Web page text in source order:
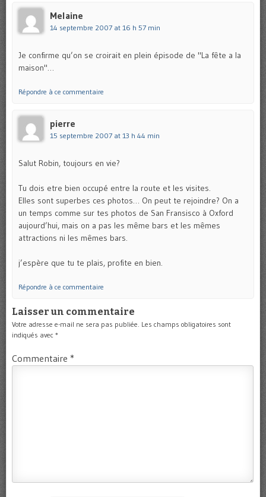
Melaine
14 septembre 2007 at 16 h 57 min
Je confirme qu’on se croirait en plein épisode de "La fête a la
maison"…
Répondre à ce commentaire
pierre
15 septembre 2007 at 13 h 44 min
Salut Robin, toujours en vie?
Tu dois etre bien occupé entre la route et les visites.
Elles sont superbes ces photos… On peut te rejoindre? On a
un temps comme sur tes photos de San Fransisco à Oxford
aujourd’hui, mais on a pas les même bars et les mêmes
attractions ni les mêmes bars.
j’espère que tu te plais, profite en bien.
Répondre à ce commentaire
Laisser un commentaire
Votre adresse e-mail ne sera pas publiée. Les champs obligatoires sont
indiqués avec *
Commentaire *